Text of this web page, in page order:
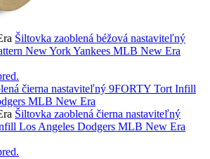
Šiltovka zaoblená béžová nastaviteľný
New York Yankees MLB New Era
Šiltovka zaoblená čierna nastaviteľný
Los Angeles Dodgers MLB New Era